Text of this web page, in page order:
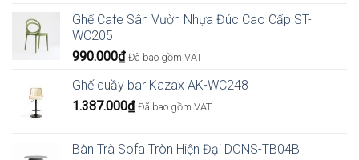
Ghế Cafe Sân Vườn Nhựa Đúc Cao Cấp ST-
WC205
990.000₫ Đã bao gồm VAT
Ghế quầy bar Kazax AK-WC248
1.387.000₫ Đã bao gồm VAT
Bàn Trà Sofa Tròn Hiện Đại DONS-TB04B